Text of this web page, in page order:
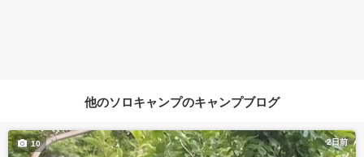
他のソロキャンプのキャンプブログ
2日前
10